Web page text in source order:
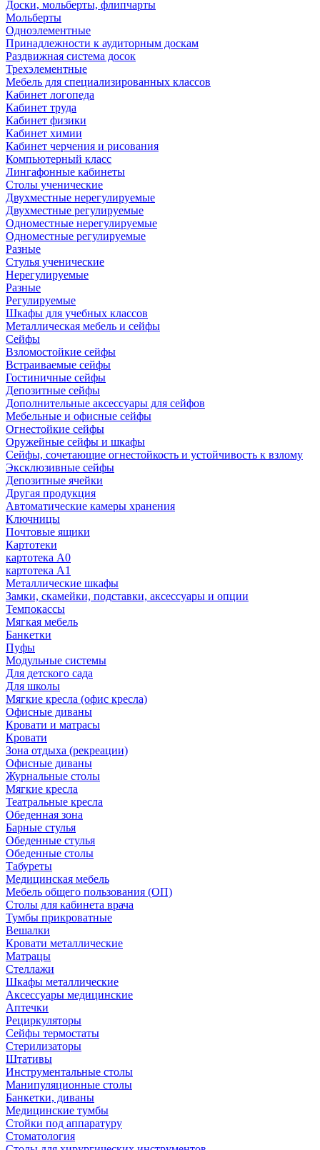
Доски, мольберты, флипчарты
Мольберты
Одноэлементные
Принадлежности к аудиторным доскам
Раздвижная система досок
Трехэлементные
Мебель для специализированных классов
Кабинет логопеда
Кабинет труда
Кабинет физики
Кабинет химии
Кабинет черчения и рисования
Компьютерный класс
Лингафонные кабинеты
Столы ученические
Двухместные нерегулируемые
Двухместные регулируемые
Одноместные нерегулируемые
Одноместные регулируемые
Разные
Стулья ученические
Нерегулируемые
Разные
Регулируемые
Шкафы для учебных классов
Металлическая мебель и сейфы
Сейфы
Взломостойкие сейфы
Встраиваемые сейфы
Гостиничные сейфы
Депозитные сейфы
Дополнительные аксессуары для сейфов
Мебельные и офисные сейфы
Огнестойкие сейфы
Оружейные сейфы и шкафы
Сейфы, сочетающие огнестойкость и устойчивость к взлому
Эксклюзивные сейфы
Депозитные ячейки
Другая продукция
Автоматические камеры хранения
Ключницы
Почтовые ящики
Картотеки
картотека А0
картотека А1
Металлические шкафы
Замки, скамейки, подставки, аксессуары и опции
Темпокассы
Мягкая мебель
Банкетки
Пуфы
Модульные системы
Для детского сада
Для школы
Мягкие кресла (офис кресла)
Офисные диваны
Кровати и матрасы
Кровати
Зона отдыха (рекреации)
Офисные диваны
Журнальные столы
Мягкие кресла
Театральные кресла
Обеденная зона
Барные стулья
Обеденные стулья
Обеденные столы
Табуреты
Медицинская мебель
Мебель общего пользования (ОП)
Столы для кабинета врача
Тумбы прикроватные
Вешалки
Кровати металлические
Матрацы
Стеллажи
Шкафы металлические
Аксессуары медицинские
Аптечки
Рециркуляторы
Сейфы термостаты
Стерилизаторы
Штативы
Инструментальные столы
Манипуляционные столы
Банкетки, диваны
Медицинские тумбы
Стойки под аппаратуру
Стоматология